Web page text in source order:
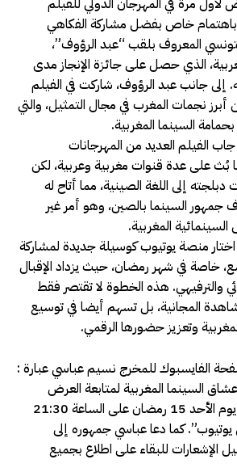
2017. عُرض لأول مرة في المهرجان الدولي للفيلم
خاص بفضل مشاركة الفكاهي
المعروف بلقب “عبد الرؤوف”،
الذي حصل على جائزة الإنجاز مدى
إلى جانب عبد الرؤوف، شاركت في الفيلم
أبرز نجمات المغرب في مجال التمثيل، والتي
السينما المغربية.
الفيلم العديد من المهرجانات
بُث على عدة قنوات مغربية وعربية، لكن
دبلجته إلى اللغة الصينية، مما أتاح له
جمهور السينما بالصين، وهو أمر غير
المغربية.
منصة يوتيوب كوسيلة جديدة لمشاركة
خاصة في شهر رمضان، حيث يزداد الإقبال
والترفيهي. هذه الخطوة لا تقتصر فقط
المجانية، بل تسهم أيضا في توسيع
وتعزيز حضورها الرقمي.
الفايسبوك للمخرج نسيم عباسي عبارة :
السينما المغربية لمتابعة العرض
الخاص لفيلم “عمي” يوم الأحد 15 رمضان على الساعة 21:30
يوتيوب”. كما دعا عباسي جمهوره إلى
الإشعارات للبقاء على اطلاع بجميع